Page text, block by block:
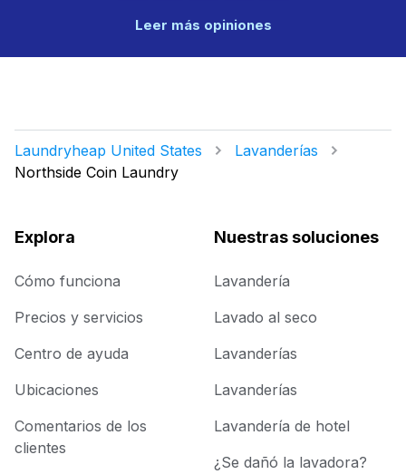
Leer más opiniones
Laundryheap United States
Lavanderías
Northside Coin Laundry
Explora
Cómo funciona
Precios y servicios
Centro de ayuda
Ubicaciones
Comentarios de los
clientes
Nuestras soluciones
Lavandería
Lavado al seco
Lavanderías
Lavanderías
Lavandería de hotel
¿Se dañó la lavadora?